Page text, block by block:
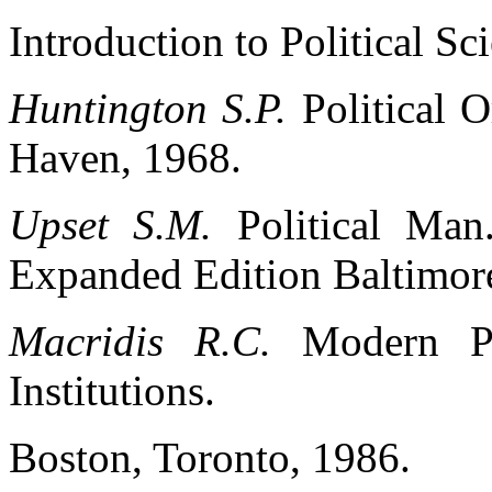
Introduction to Political
Huntington S.P. Political
Haven, 1968.
Upset S.M. Political
Expanded Edition
Macridis R.C. Modern
Institutions.
Boston, Toronto, 1986.